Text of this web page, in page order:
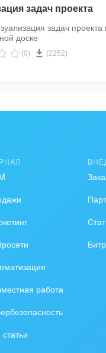
задач проекта
задач проекта
доске
(0) (2252)
работа